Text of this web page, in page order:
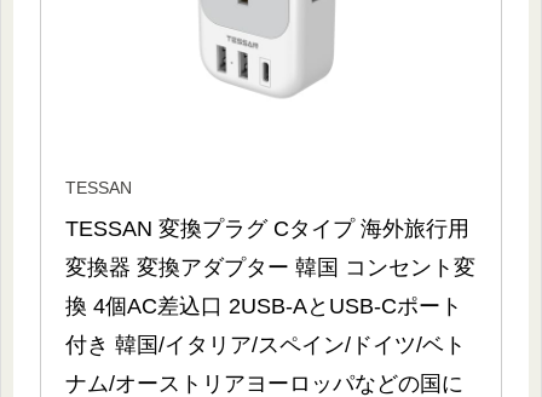
TESSAN
TESSAN 変換プラグ Cタイプ 海外旅行用
変換器 変換アダプター 韓国 コンセント変
換 4個AC差込口 2USB-AとUSB-Cポート
付き 韓国/イタリア/スペイン/ドイツ/ベト
ナム/オーストリアヨーロッパなどの国に